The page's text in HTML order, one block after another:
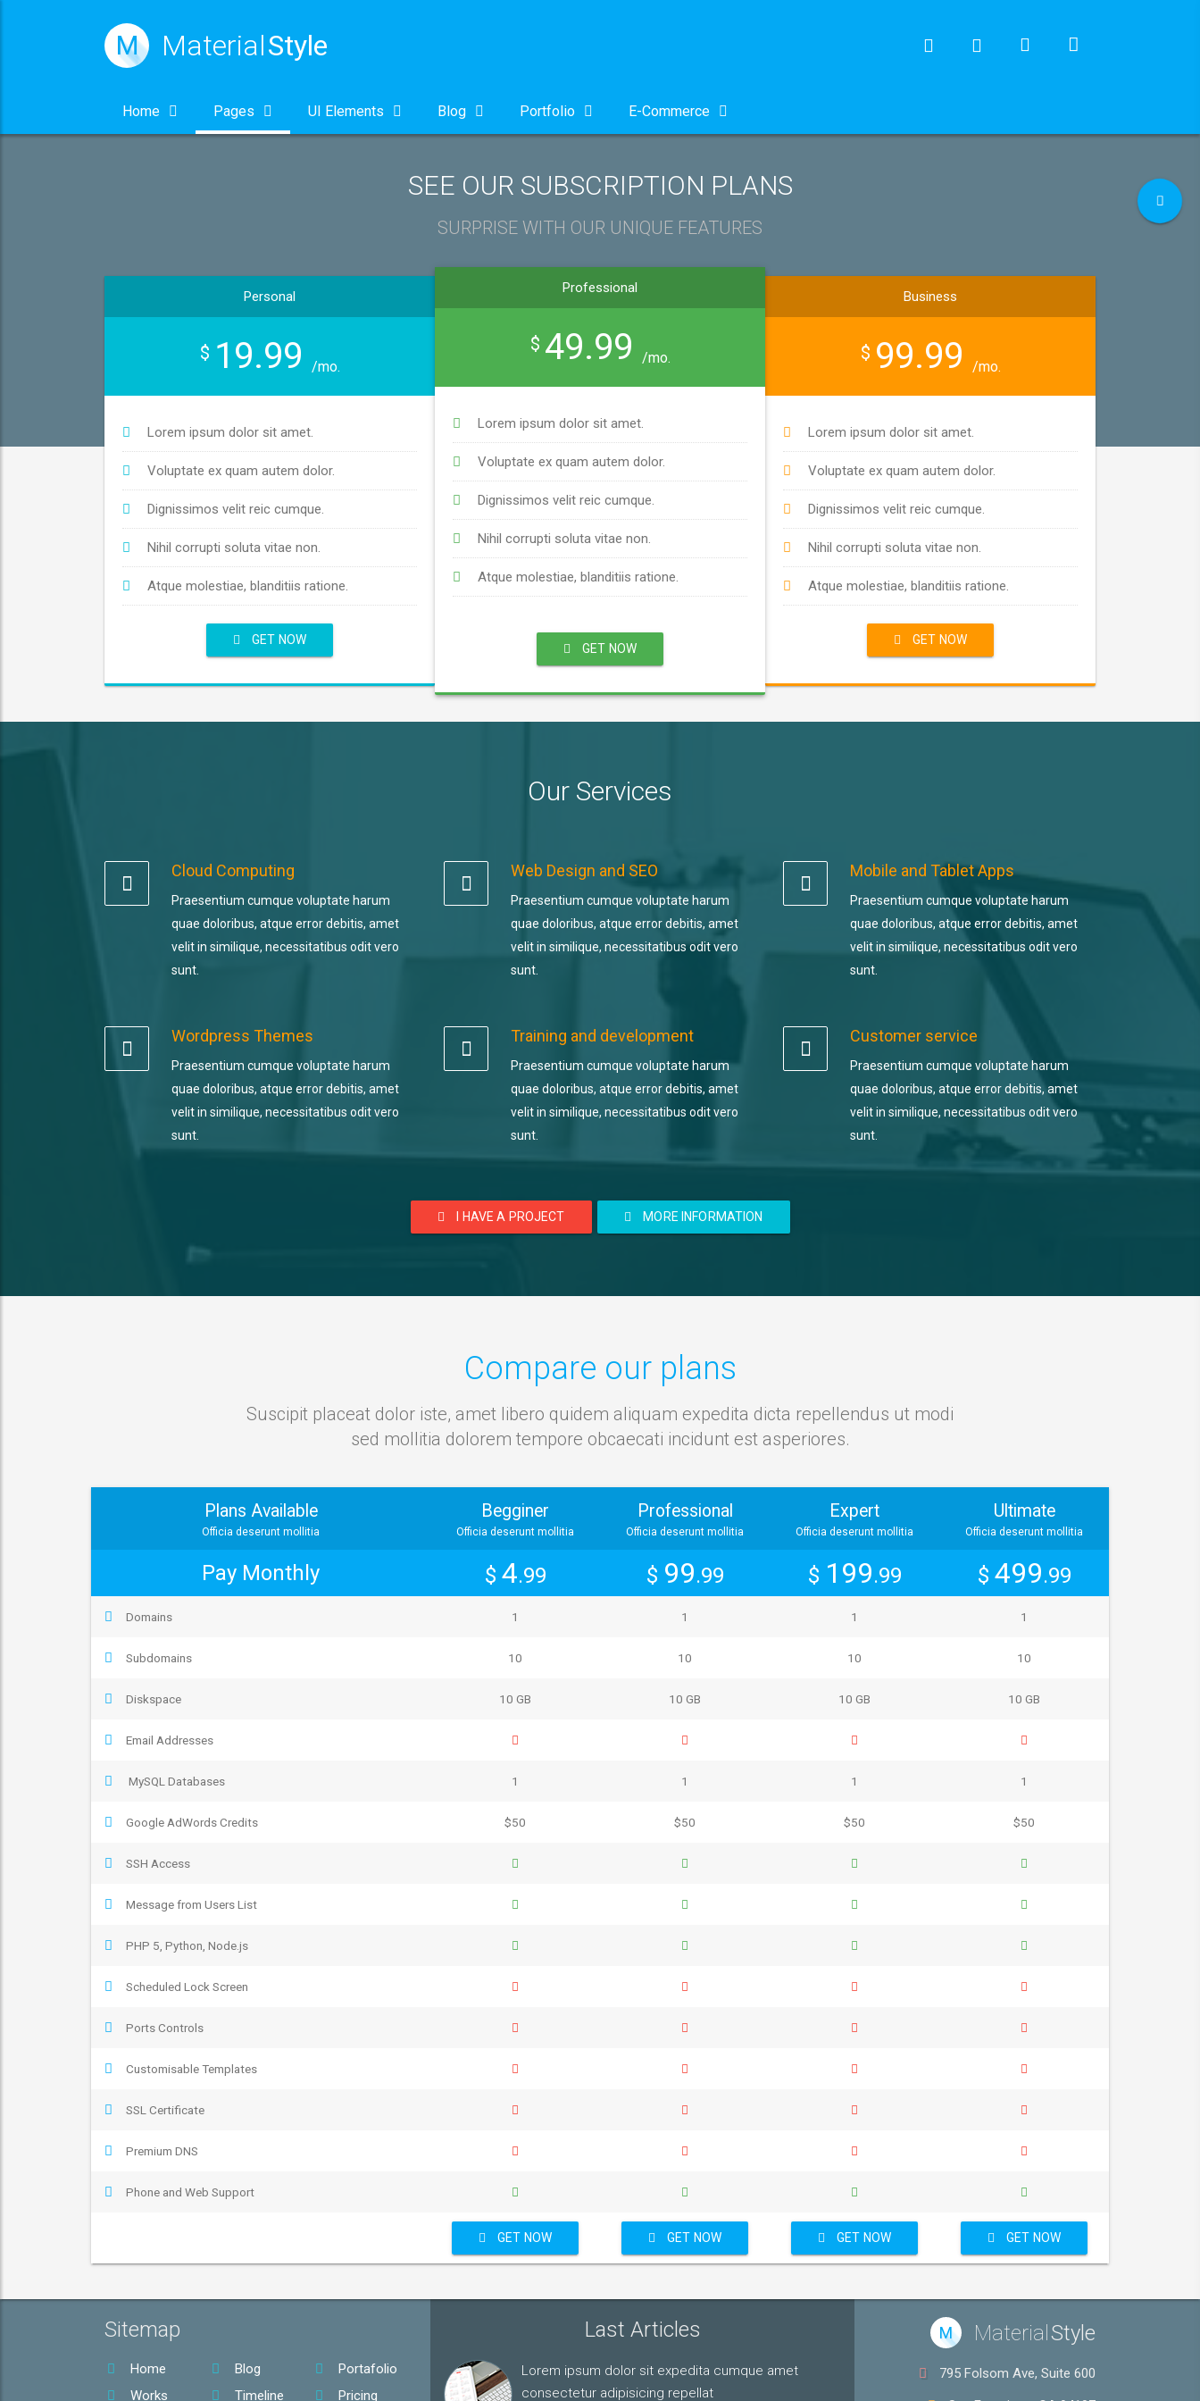
M MaterialStyle
Home Pages UI Elements Blog Portfolio E-Commerce
SEE OUR SUBSCRIPTION PLANS
SURPRISE WITH OUR UNIQUE FEATURES
Personal
$ 19.99 /mo.
Lorem ipsum dolor sit amet.
Voluptate ex quam autem dolor.
Dignissimos velit reic cumque.
Nihil corrupti soluta vitae non.
Atque molestiae, blanditiis ratione.
GET NOW
Professional
$ 49.99 /mo.
Lorem ipsum dolor sit amet.
Voluptate ex quam autem dolor.
Dignissimos velit reic cumque.
Nihil corrupti soluta vitae non.
Atque molestiae, blanditiis ratione.
GET NOW
Business
$ 99.99 /mo.
Lorem ipsum dolor sit amet.
Voluptate ex quam autem dolor.
Dignissimos velit reic cumque.
Nihil corrupti soluta vitae non.
Atque molestiae, blanditiis ratione.
GET NOW
Our Services
Cloud Computing
Praesentium cumque voluptate harum
quae doloribus, atque error debitis, amet
velit in similique, necessitatibus odit vero
sunt.
Web Design and SEO
Praesentium cumque voluptate harum
quae doloribus, atque error debitis, amet
velit in similique, necessitatibus odit vero
sunt.
Mobile and Tablet Apps
Praesentium cumque voluptate harum
quae doloribus, atque error debitis, amet
velit in similique, necessitatibus odit vero
sunt.
Wordpress Themes
Praesentium cumque voluptate harum
quae doloribus, atque error debitis, amet
velit in similique, necessitatibus odit vero
sunt.
Training and development
Praesentium cumque voluptate harum
quae doloribus, atque error debitis, amet
velit in similique, necessitatibus odit vero
sunt.
Customer service
Praesentium cumque voluptate harum
quae doloribus, atque error debitis, amet
velit in similique, necessitatibus odit vero
sunt.
I HAVE A PROJECT MORE INFORMATION
Compare our plans
Suscipit placeat dolor iste, amet libero quidem aliquam expedita dicta repellendus ut modi
sed mollitia dolorem tempore obcaecati incidunt est asperiores.
Plans Available
Officia deserunt mollitia
Pay Monthly
Domains
Subdomains
Diskspace
Email Addresses
MySQL Databases
Google AdWords Credits
SSH Access
Message from Users List
PHP 5, Python, Node.js
Scheduled Lock Screen
Ports Controls
Customisable Templates
SSL Certificate
Premium DNS
Phone and Web Support
Begginer
Officia deserunt mollitia
$ 4.99
1
10
10 GB
1
$50
GET NOW
Professional
Officia deserunt mollitia
$ 99.99
1
10
10 GB
1
$50
GET NOW
Expert
Officia deserunt mollitia
$ 199.99
1
10
10 GB
1
$50
GET NOW
Ultimate
Officia deserunt mollitia
$ 499.99
1
10
10 GB
1
$50
GET NOW
Sitemap
Home Blog
Portafolio
Works
Timeline Pricing
Last Articles
Lorem ipsum dolor sit expedita cumque amet
consectetur adipisicing repellat
M MaterialStyle
795 Folsom Ave, Suite 600